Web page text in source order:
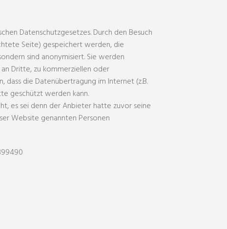
Datenschutzgesetzes. Durch den Besuch
Seite) gespeichert werden, die
sind anonymisiert. Sie werden
Dritte, zu kommerziellen oder
die Datenübertragung im Internet (z.B.
geschützt werden kann.
es sei denn der Anbieter hatte zuvor seine
Website genannten Personen